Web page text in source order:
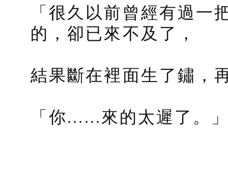
「很久以前曾經有過
的，卻已來不及了，
結果斷在裡面生了鏽，
「你......來的太遲了。